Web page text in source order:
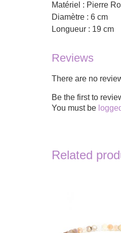
Matériel : Pierre
Diamètre : 6 cm
Longueur : 19 cm
Reviews
There are no
Be the first to
You must be
Related